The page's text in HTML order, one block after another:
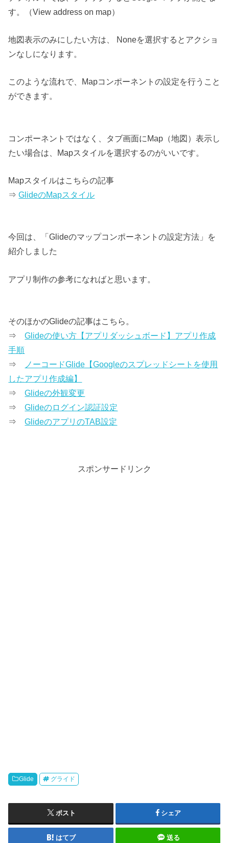
す。（View address on map）
地図表示のみにしたい方は、 Noneを選択するとアクショ
ンなしになります。
このような流れで、Mapコンポーネントの設定を行うこと
ができます。
コンポーネントではなく、タブ画面にMap（地図）表示し
たい場合は、Mapスタイルを選択するのがいいです。
Mapスタイルはこちらの記事
⇒GlideのMapスタイル
今回は、「Glideのマップコンポーネントの設定方法」を
紹介しました
アプリ制作の参考になればと思います。
そのほかのGlideの記事はこちら。
⇒Glideの使い方【アプリダッシュボード】アプリ作成
手順
⇒
ノーコードGlide【Googleのスプレッドシートを使用
したアプリ作成編】
⇒Glideの外観変更
⇒Glideのログイン認証設定
⇒GlideのアプリのTAB設定
スポンサードリンク
Glide グライド
ポスト シェア
はてブ 送る